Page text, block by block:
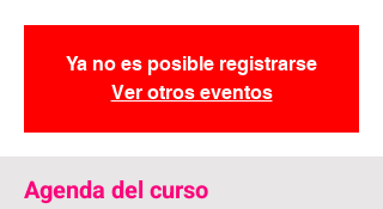
Ya no es posible registrarse
Ver otros eventos
Agenda del curso